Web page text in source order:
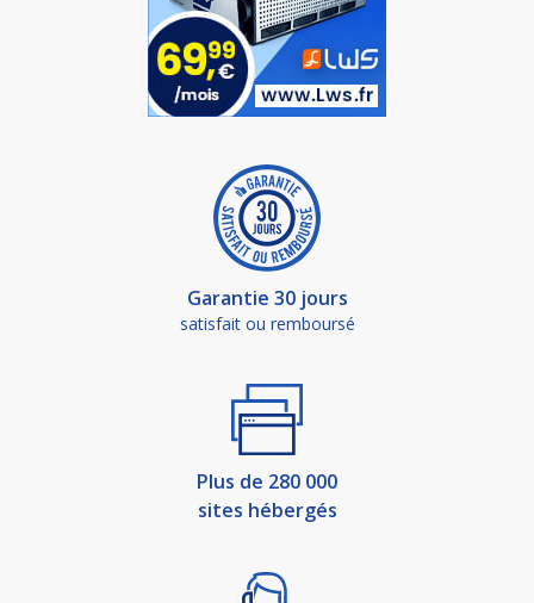
Garantie 30 jours
satisfait ou remboursé
Plus de 280 000
sites hébergés